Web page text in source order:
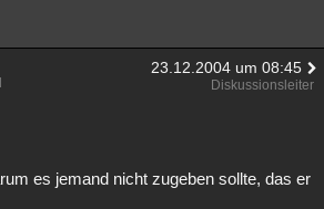
Gruppen Gaming Filme
English
23.12.2004 um 08:45
Diskussionsleiter
es jemand nicht zugeben sollte, das er